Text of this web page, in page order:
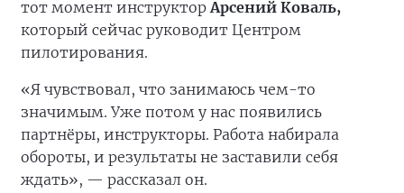
тот момент инструкторАрсений Коваль,
который сейчас руководит Центром
пилотирования.
«Я чувствовал, что занимаюсь чем-то
значимым. Уже потом у нас появились
партнёры, инструкторы. Работа набирала
обороты, и результаты не заставили себя
ждать», — рассказал он.